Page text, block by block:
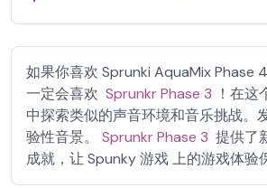
如果你喜欢 Sprunki AquaMix Phase
一定会喜欢 Sprunkr Phase 3 ！在
中探索类似的声音环境和音乐挑战。
验性音景。
Sprunkr Phase 3 提供了
成就，让 Spunky 游戏 上的游戏体验